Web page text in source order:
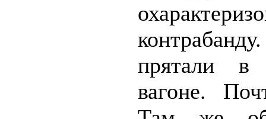
прятали в
вагоне.